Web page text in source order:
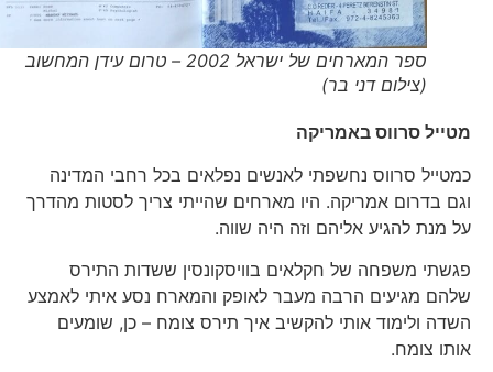
ספר המארחים של ישראל 2002 – טרום עידן המחשוב
(צילום דני בר)
מטייל סרווס באמריקה
כמטייל סרווס נחשפתי לאנשים נפלאים בכל רחבי המדינה
וגם בדרום אמריקה. היו מארחים שהייתי צריך לסטות מהדרך
על מנת להגיע אליהם וזה היה שווה.
פגשתי משפחה של חקלאים בוויסקונסין ששדות התירס
שלהם מגיעים הרבה מעבר לאופק והמארח נסע איתי לאמצע
השדה ולימוד אותי להקשיב איך תירס צומח – כן, שומעים
אותו צומח.